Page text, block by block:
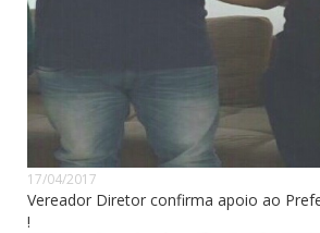
17/04/2017
Vereador Diretor confirma apoio ao
!